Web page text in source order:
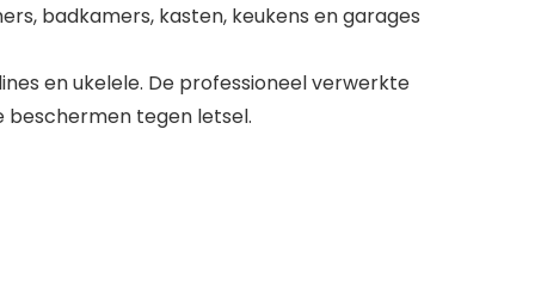
badkamers, kasten, keukens en garages
en ukelele. De professioneel verwerkte
beschermen tegen letsel.